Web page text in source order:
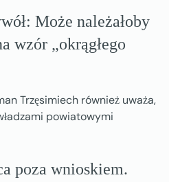
Może należałoby
wzór „okrągłego
Trzęsimiech również uważa,
powiatowymi
poza wnioskiem.